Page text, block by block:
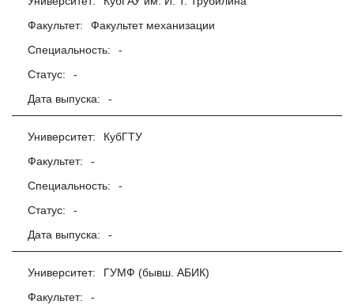
Факультет:
Факультет механизации
Специальность:
-
Статус:
-
Дата выпуска:
-
Университет:
КубГТУ
Факультет:
-
Специальность:
-
Статус:
-
Дата выпуска:
-
Университет:
ГУМФ (бывш. АБИК)
Факультет:
-